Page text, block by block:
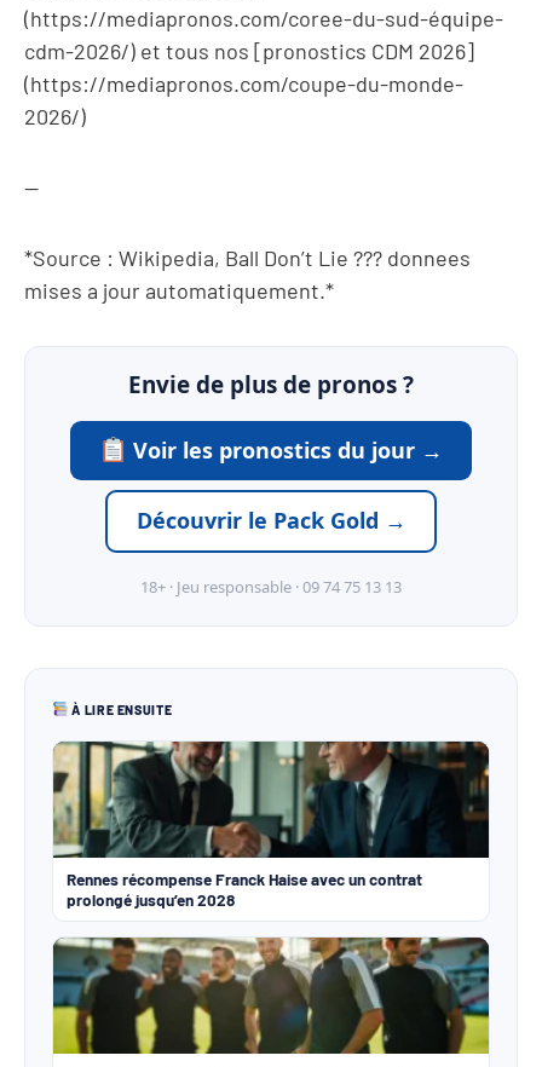
(https://mediapronos.com/coree-du-sud-équipe-
cdm-2026/) et tous nos [pronostics CDM 2026]
(https://mediapronos.com/coupe-du-monde-
2026/)
—
*Source : Wikipedia, Ball Don’t Lie ??? donnees
mises a jour automatiquement.*
Envie de plus de pronos ?
Voir les pronostics du jour →
Découvrir le Pack Gold →
18+ · Jeu responsable · 09 74 75 13 13
À LIRE ENSUITE
Rennes récompense Franck Haise avec un contrat
prolongé jusqu’en 2028